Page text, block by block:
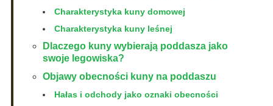
Charakterystyka kuny domowej
Charakterystyka kuny leśnej
Dlaczego kuny wybierają poddasza jako
swoje legowiska?
Objawy obecności kuny na poddaszu
Hałas i odchody jako oznaki obecności